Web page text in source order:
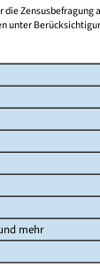
Zensusbefragung
unter
mehr